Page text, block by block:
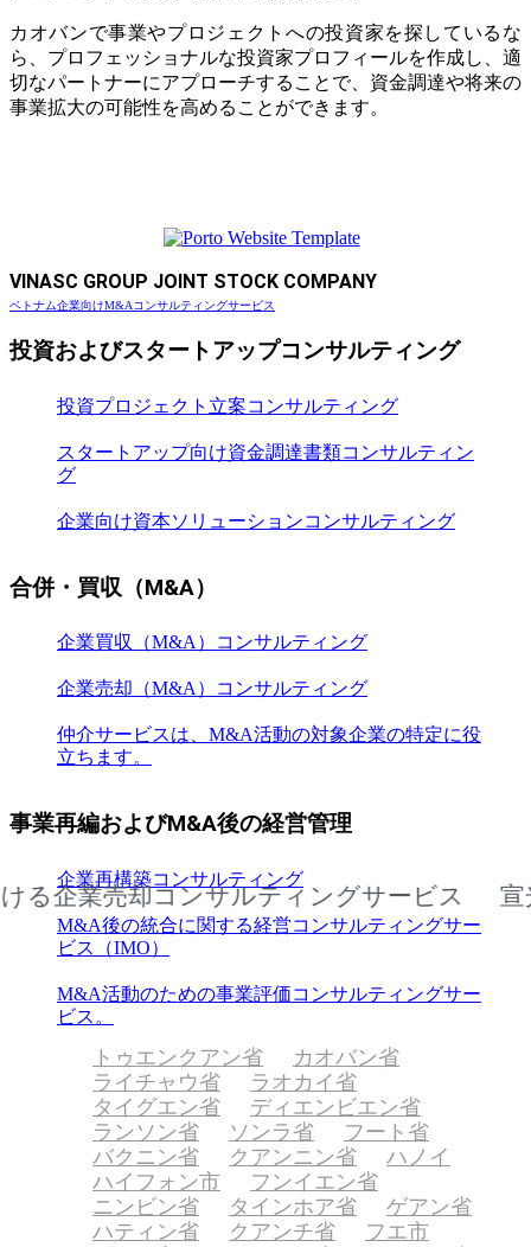
カオバンで事業やプロジェクトへの投資家を探しているな
ら、プロフェッショナルな投資家プロフィールを作成し、適
切なパートナーにアプローチすることで、資金調達や将来の
事業拡大の可能性を高めることができます。
VINASC GROUP JOINT STOCK COMPANY
ベトナム企業向けM&Aコンサルティングサービス
投資およびスタートアップコンサルティング
投資プロジェクト立案コンサルティング
スタートアップ向け資金調達書類コンサルティン
グ
企業向け資本ソリューションコンサルティング
合併・買収（M&A）
企業買収（M&A）コンサルティング
企業売却（M&A）コンサルティング
仲介サービスは、M&A活動の対象企業の特定に役
立ちます。
事業再編およびM&A後の経営管理
企業再構築コンサルティング
M&A後の統合に関する経営コンサルティングサー
ビス（IMO）
M&A活動のための事業評価コンサルティングサー
ビス。
売却コンサルティングサービス 宣光省
トゥエンクアン省
カオバン省
ライチャウ省
ラオカイ省
タイグエン省
ディエンビエン省
ランソン省
ソンラ省
フート省
バクニン省
クアンニン省
ハノイ
ハイフォン市
フンイエン省
ニンビン省
タインホア省
ゲアン省
ハティン省
クアンチ省
フエ市